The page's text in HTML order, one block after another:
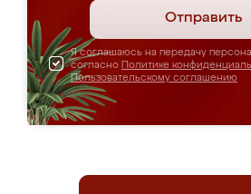
Отправить
Я соглашаюсь на передачу
согласно Политике
Пользовательскому соглашению